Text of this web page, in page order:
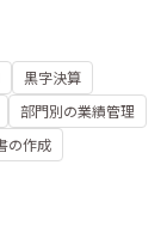
黒字決算
部門別の業績管理
の作成